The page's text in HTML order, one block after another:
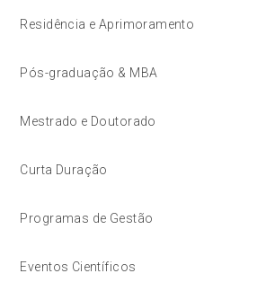
Residência e Aprimoramento
Pós-graduação & MBA
Mestrado e Doutorado
Curta Duração
Programas de Gestão
Eventos Científicos